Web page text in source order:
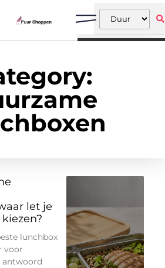
let je
lunchbox
voor
antwoord